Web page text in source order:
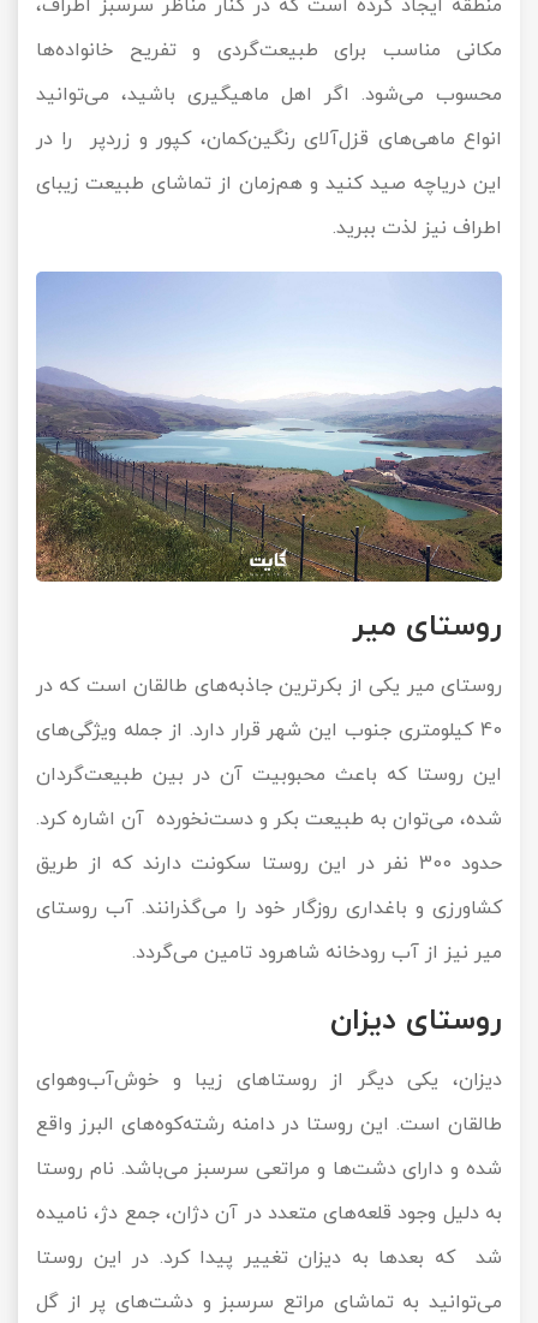
منطقه ایجاد کرده است که در کنار مناظر سرسبز اطراف،
مکانی مناسب برای طبیعت‌گردی و تفریح خانواده‌ها
محسوب می‌شود. اگر اهل ماهیگیری باشید، می‌توانید
انواع ماهی‌های قزل‌آلای رنگین‌کمان، کپور و زردپر را در
این دریاچه صید کنید و هم‌زمان از تماشای طبیعت زیبای
اطراف نیز لذت ببرید.
روستای میر
روستای میر یکی از بکرترین جاذبه‌های طالقان است که در
40 کیلومتری جنوب این شهر قرار دارد. از جمله ویژگی‌های
این روستا که باعث محبوبیت آن در بین طبیعت‌گردان
شده، می‌توان به طبیعت بکر و دست‌نخورده آن اشاره کرد.
حدود 300 نفر در این روستا سکونت دارند که از طریق
کشاورزی و باغداری روزگار خود را می‌گذرانند. آب روستای
میر نیز از آب رودخانه شاهرود تامین می‌گردد.
روستای دیزان
دیزان، یکی دیگر از روستاهای زیبا و خوش‌آب‌وهوای
طالقان است. این روستا در دامنه رشته‌کوه‌های البرز واقع
شده و دارای دشت‌ها و مراتعی سرسبز می‌باشد. نام روستا
به دلیل وجود قلعه‌های متعدد در آن دژان، جمع دژ، نامیده
شد که بعدها به دیزان تغییر پیدا کرد. در این روستا
می‌توانید به تماشای مراتع سرسبز و دشت‌های پر از گل